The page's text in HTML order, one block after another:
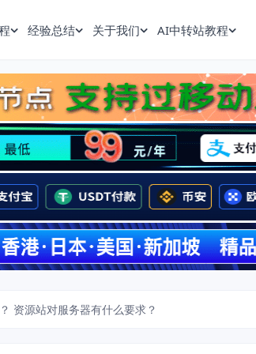
经验总结 关于我们 AI中转站教程
资源站对服务器有什么要求？